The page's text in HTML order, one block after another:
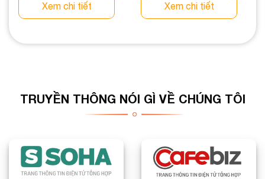
Xem chi tiết Xem chi tiết
TRUYỀN THÔNG NÓI GÌ VỀ CHÚNG TÔI